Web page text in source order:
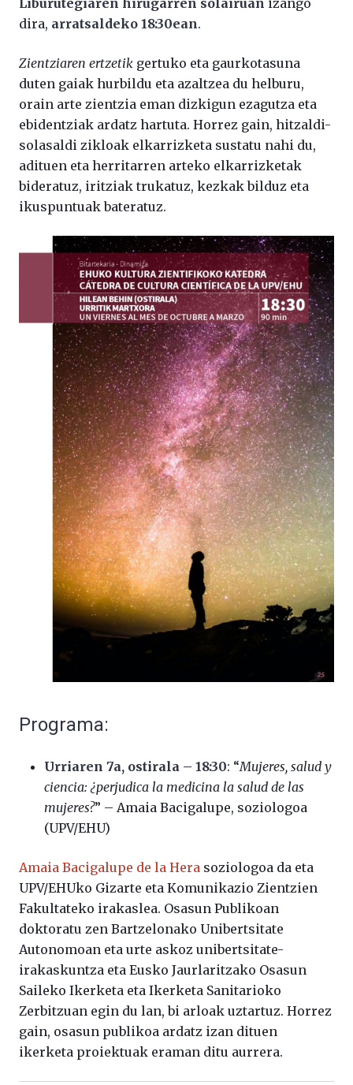
Liburutegiaren hirugarren solairuan izango
dira, arratsaldeko 18:30ean.
Zientziaren ertzetik gertuko eta gaurkotasuna
duten gaiak hurbildu eta azaltzea du helburu,
orain arte zientzia eman dizkigun ezagutza eta
ebidentziak ardatz hartuta. Horrez gain, hitzaldi-
solasaldi zikloak elkarrizketa sustatu nahi du,
adituen eta herritarren arteko elkarrizketak
bideratuz, iritziak trukatuz, kezkak bilduz eta
ikuspuntuak bateratuz.
Programa:
Urriaren 7a, ostirala – 18:30: “Mujeres, salud y
ciencia: ¿perjudica la medicina la salud de las
mujeres?” – Amaia Bacigalupe, soziologoa
(UPV/EHU)
Amaia Bacigalupe de la Hera soziologoa da eta
UPV/EHUko Gizarte eta Komunikazio Zientzien
Fakultateko irakaslea. Osasun Publikoan
doktoratu zen Bartzelonako Unibertsitate
Autonomoan eta urte askoz unibertsitate-
irakaskuntza eta Eusko Jaurlaritzako Osasun
Saileko Ikerketa eta Ikerketa Sanitarioko
Zerbitzuan egin du lan, bi arloak uztartuz. Horrez
gain, osasun publikoa ardatz izan dituen
ikerketa proiektuak eraman ditu aurrera.